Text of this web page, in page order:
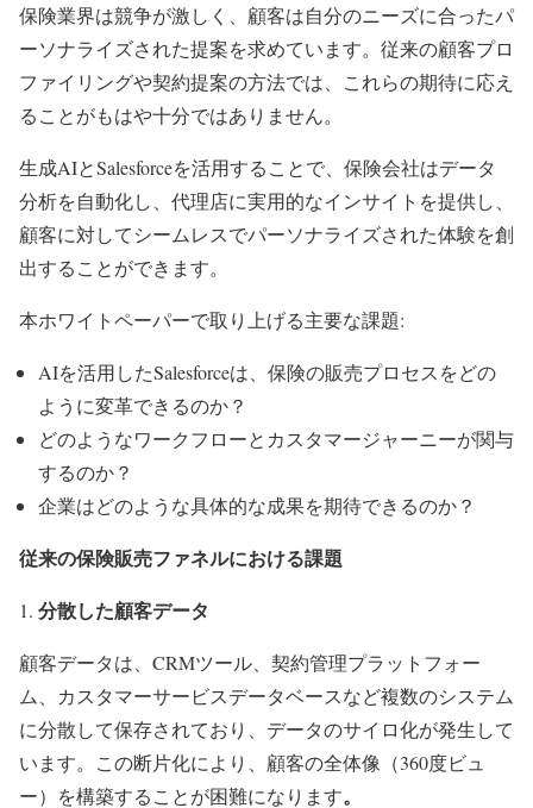
保険業界は競争が激しく、顧客は自分のニーズに合ったパ
ーソナライズされた提案を求めています。従来の顧客プロ
ファイリングや契約提案の方法では、これらの期待に応え
ることがもはや十分ではありません。
生成AIとSalesforceを活用することで、保険会社はデータ
分析を自動化し、代理店に実用的なインサイトを提供し、
顧客に対してシームレスでパーソナライズされた体験を創
出することができます。
本ホワイトペーパーで取り上げる主要な課題:
AIを活用したSalesforceは、保険の販売プロセスをどの
ように変革できるのか？
どのようなワークフローとカスタマージャーニーが関与
するのか？
企業はどのような具体的な成果を期待できるのか？
従来の保険販売ファネルにおける課題
分散した顧客データ
顧客データは、CRMツール、契約管理プラットフォー
ム、カスタマーサービスデータベースなど複数のシステム
に分散して保存されており、データのサイロ化が発生して
います。この断片化により、顧客の全体像（360度ビュ
ー）を構築することが困難になります。